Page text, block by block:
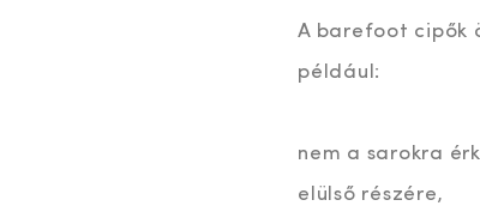
A barefoot cipők
például:
nem a sarokra
elülső részére,